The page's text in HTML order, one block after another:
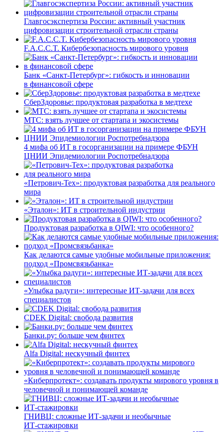
Главгосэкспертиза России: активный участник
цифровизации строительной отрасли страны
F.A.C.C.T. Кибербезопасность мирового уровня
Банк «Санкт-Петербург»: гибкость и инновации
в финансовой сфере
СберЗдоровье: продуктовая разработка в медтехе
МТС: взять лучшее от стартапа и экосистемы
4 мифа об ИТ в госорганизации на примере ФБУН
ЦНИИ Эпидемиологии Роспотребнадзора
«Петрович-Тех»: продуктовая разработка для реального
мира
«Эталон»: ИТ в строительной индустрии
Продуктовая разработка в QIWI: что особенного?
Как делаются самые удобные мобильные приложения:
подход «Промсвязьбанка»
«Улыбка радуги»: интересные ИТ-задачи для всех
специалистов
CDEK Digital: свобода развития
Банки.ру: больше чем финтех
Alfa Digital: нескучный финтех
«Киберпротект»: создавать продукты мирового уровня в
человечной и понимающей команде
ГНИВЦ: сложные ИТ‑задачи и необычные
ИТ‑стажировки